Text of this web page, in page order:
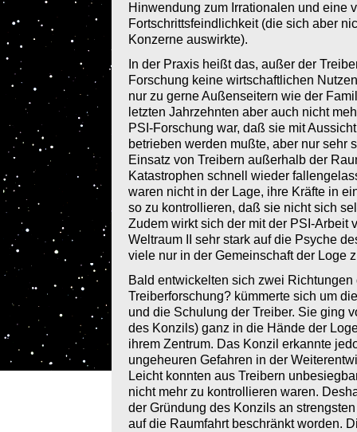
Hinwendung zum Irrationalen und eine
Fortschrittsfeindlichkeit (die sich aber
Konzerne auswirkte).
In der Praxis heißt das, außer der
Forschung keine wirtschaftlichen
nur zu gerne Außenseitern wie der
letzten Jahrzehnten aber auch nicht
PSI-Forschung war, daß sie mit
betrieben werden mußte, aber nur sehr
Einsatz von Treibern außerhalb der
Katastrophen schnell wieder
waren nicht in der Lage, ihre Kräfte in
so zu kontrollieren, daß sie nicht sich
Zudem wirkt sich der mit der PSI-Arbeit
Weltraum II sehr stark auf die Psyche
viele nur in der Gemeinschaft der Loge
Bald entwickelten sich zwei
Treiberforschung? kümmerte sich um
und die Schulung der Treiber. Sie ging
des Konzils) ganz in die Hände der
ihrem Zentrum. Das Konzil erkannte
ungeheuren Gefahren in der
Leicht konnten aus Treibern
nicht mehr zu kontrollieren waren.
der Gründung des Konzils an
auf die Raumfahrt beschränkt worden.